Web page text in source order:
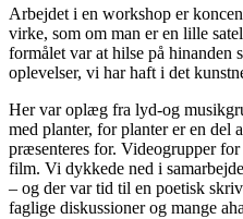
Arbejdet i en workshop er
virke, som om man er en lille
formålet var at hilse på
oplevelser, vi har haft i det
Her var oplæg fra lyd-og
med planter, for planter er en del
præsenteres for. Videogrupper
film. Vi dykkede ned i
– og der var tid til en poetisk
faglige diskussioner og mange